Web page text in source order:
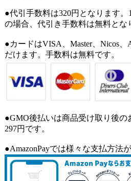
●代引手数料は320円となります。
の場合、代引き手数料は無料とな
●カードはVISA、Master、Nicos
だけます。手数料は無料です。
●GMO後払いは商品受け取り後の
297円です。
●AmazonPayでは様々な支払方法